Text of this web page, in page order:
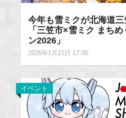
今年も雪ミクが北海道三
「三笠市×雪ミク まち
ン2026」
2026年1月21日 17:00
イベント